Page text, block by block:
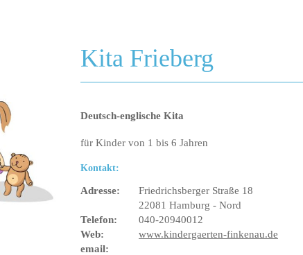
Kita Frieberg
Deutsch-englische Kita
für Kinder von 1 bis 6 Jahren
Kontakt:
Adresse:
Friedrichsberger Straße 18
22081 Hamburg - Nord
Telefon:
040-20940012
Web:
www.kindergaerten-finkenau.de
email: